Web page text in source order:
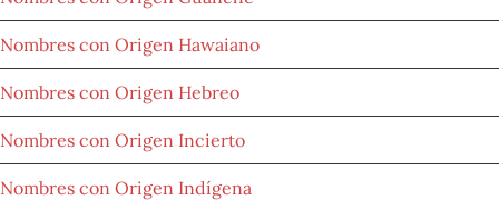
Nombres con Origen Hawaiano
Nombres con Origen Hebreo
Nombres con Origen Incierto
Nombres con Origen Indígena